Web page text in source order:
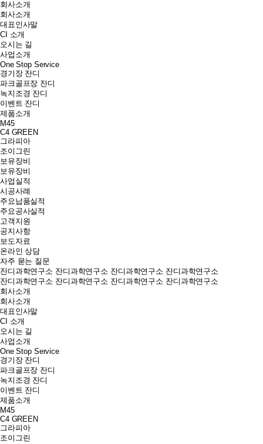
회사소개
회사소개
대표인사말
CI 소개
오시는 길
사업소개
One Stop Service
경기장 잔디
파크골프장 잔디
녹지조경 잔디
이벤트 잔디
제품소개
M45
C4 GREEN
그라피아
조이그린
보유장비
보유장비
사업실적
시공사례
주요납품실적
주요공사실적
고객지원
공지사항
보도자료
온라인 상담
자주 묻는 질문
잔디과학연구소 잔디과학연구소 잔디과학연구소 잔디과학연구소
잔디과학연구소 잔디과학연구소 잔디과학연구소 잔디과학연구소
회사소개
회사소개
대표인사말
CI 소개
오시는 길
사업소개
One Stop Service
경기장 잔디
파크골프장 잔디
녹지조경 잔디
이벤트 잔디
제품소개
M45
C4 GREEN
그라피아
조이그린